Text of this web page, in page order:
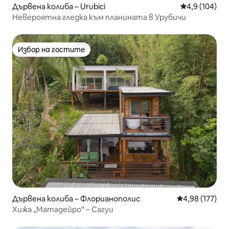
Дървена колиба – Urubici Средна
4,9 (104)
Невероятна гледка към планината в Урубичи
Избор на гостите
Избор на гостите
Дървена колиба – Флорианополис Средна
4,98 (177)
Хижа „Матадейро“ – Сагуи